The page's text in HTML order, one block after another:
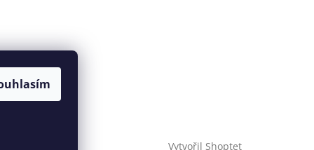
Vytvořil Shoptet